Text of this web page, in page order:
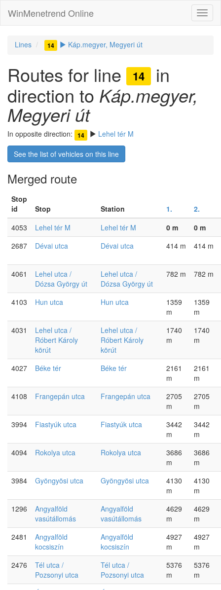
WinMenetrend Online
Lines 14 Káp.megyer, Megyeri út
Routes for line 14
in
direction to Káp.megyer,
Megyeri út
In opposite direction: 14 Lehel tér M
See the list of vehicles on this line
Merged route
Stop
id
Stop Station 1.
2.
4053
Lehel tér M Lehel tér M 0 m
0 m
2687
Dévai utca Dévai utca 414 m 414 m
4061
Lehel utca /
Dózsa György út
Lehel utca /
Dózsa György út
782 m 782 m
4103 Hun utca Hun utca
1359
m
1359
m
4031
Lehel utca /
Róbert Károly
körút
Lehel utca /
Róbert Károly
körút
1740
m
1740
m
4027 Béke tér Béke tér
2161
m
2161
m
4108
Frangepán utca Frangepán utca
2705
m
2705
m
3994
Fiastyúk utca Fiastyúk utca
3442
m
3442
m
4094
Rokolya utca Rokolya utca
3686
m
3686
m
3984
Gyöngyösi utca Gyöngyösi utca
4130
m
4130
m
1296
Angyalföld
vasútállomás
Angyalföld
vasútállomás
4629
m
4629
m
2481
Angyalföld
kocsiszín
Angyalföld
kocsiszín
4927
m
4927
m
2476
Tél utca /
Pozsonyi utca
Tél utca /
Pozsonyi utca
5376
m
5376
m